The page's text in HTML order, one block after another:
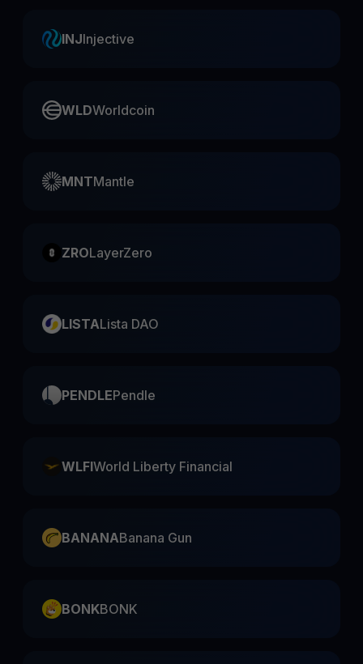
INJInjective
WLDWorldcoin
MNTMantle
ZROLayerZero
LISTALista DAO
PENDLEPendle
WLFIWorld Liberty Financial
BANANABanana Gun
BONKBONK